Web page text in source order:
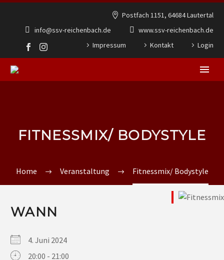
Postfach 1151, 64684 Lautertal
info@ssv-reichenbach.de
www.ssv-reichenbach.de
Impressum
Kontakt Login
FITNESSMIX/ BODYSTYLE
Home Veranstaltung Fitnessmix/ Bodystyle
WANN
4. Juni 2024
20:00 - 21:00